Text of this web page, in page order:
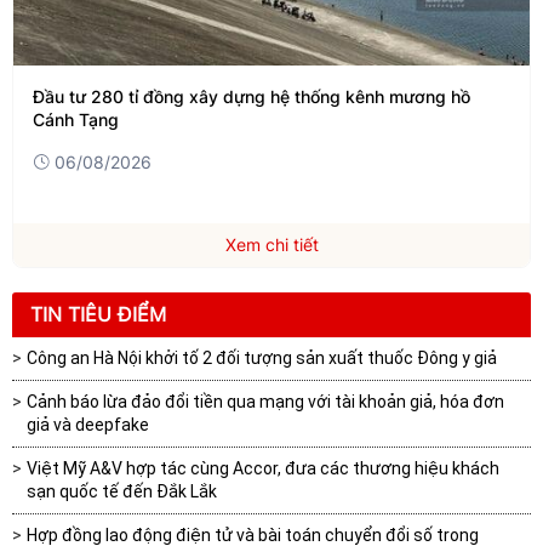
Đầu tư 280 tỉ đồng xây dựng hệ thống kênh mương hồ
Cánh Tạng
06/08/2026
Xem chi tiết
TIN TIÊU ĐIỂM
Công an Hà Nội khởi tố 2 đối tượng sản xuất thuốc Đông y giả
Cảnh báo lừa đảo đổi tiền qua mạng với tài khoản giả, hóa đơn
giả và deepfake
Việt Mỹ A&V hợp tác cùng Accor, đưa các thương hiệu khách
sạn quốc tế đến Đắk Lắk
Hợp đồng lao động điện tử và bài toán chuyển đổi số trong